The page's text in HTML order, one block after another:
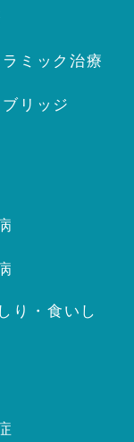
ミック治療
リッジ
り・食いし